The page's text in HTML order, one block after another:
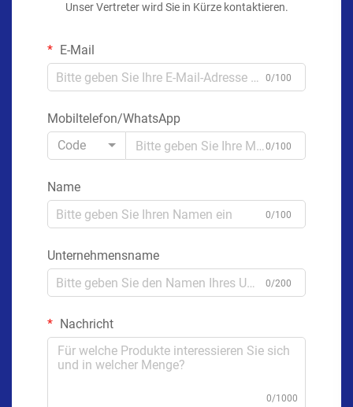
Unser Vertreter wird Sie in Kürze kontaktieren.
E-Mail
0/100
Mobiltelefon/WhatsApp
Code
0/100
Name
0/100
Unternehmensname
0/200
Nachricht
0/1000